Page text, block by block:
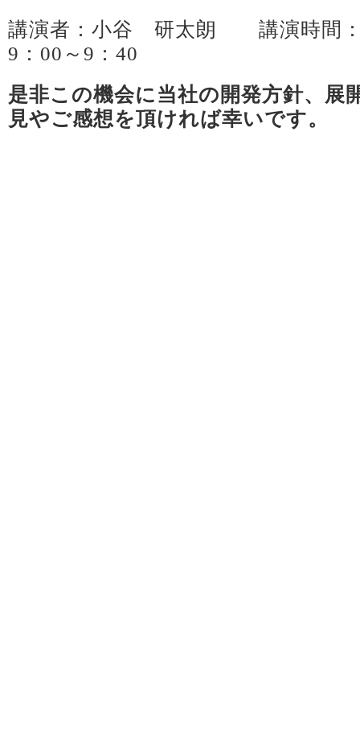
講演者：小谷 研太朗 講演時間
9：00～9：40
是非この機会に当社の開発方針、展
見やご感想を頂ければ幸いです。